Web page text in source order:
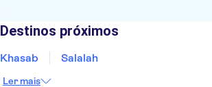
Destinos próximos
Khasab Salalah
Ler mais